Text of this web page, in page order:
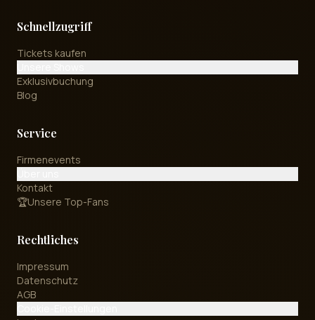
Schnellzugriff
Tickets kaufen
Exklusivbuchung
Blog
Service
Firmenevents
Kontakt
🏆Unsere Top-Fans
Rechtliches
Impressum
Datenschutz
AGB